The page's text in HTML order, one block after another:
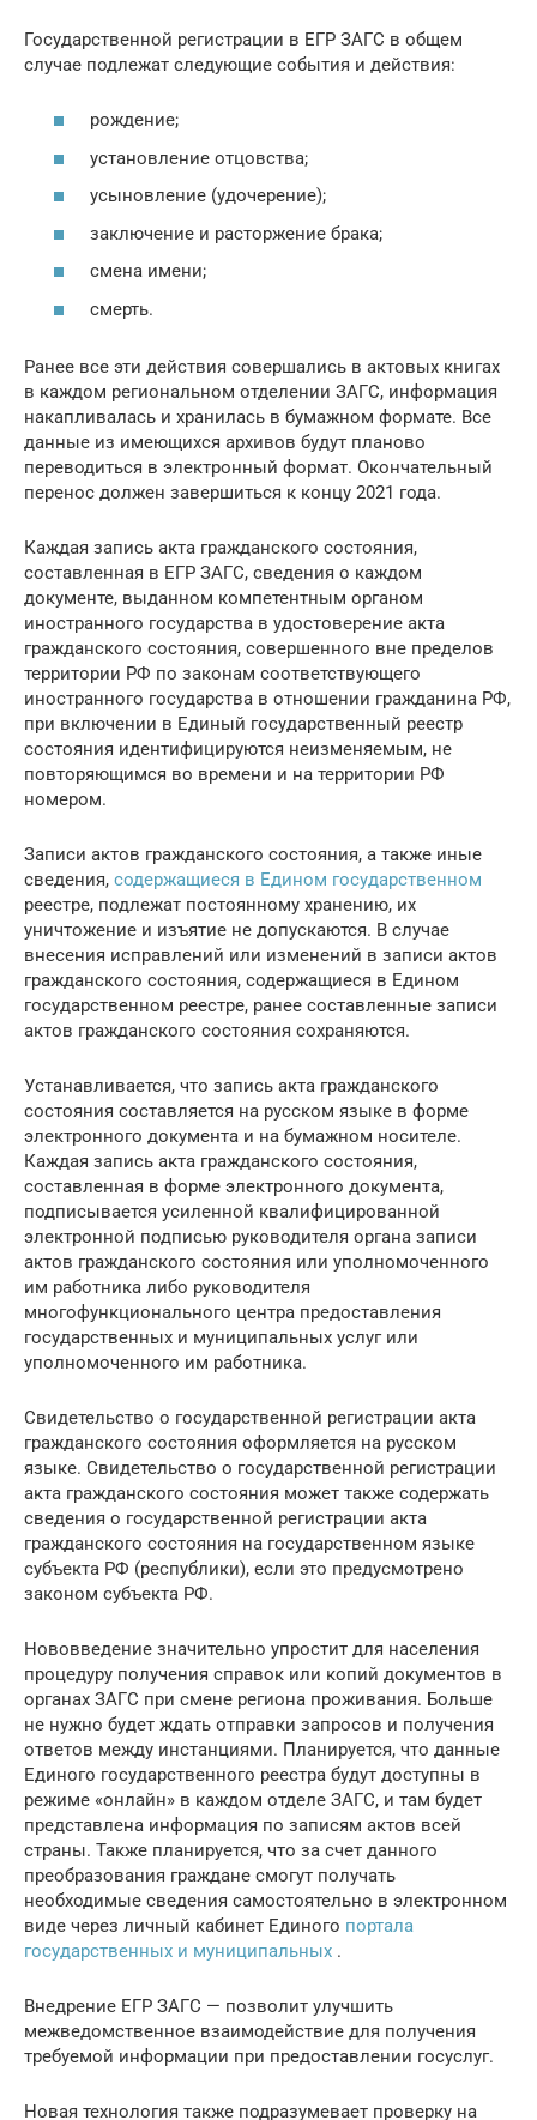
Государственной регистрации в ЕГР ЗАГС в общем
случае подлежат следующие события и действия:
рождение;
установление отцовства;
усыновление (удочерение);
заключение и расторжение брака;
смена имени;
смерть.
Ранее все эти действия совершались в актовых книгах
в каждом региональном отделении ЗАГС, информация
накапливалась и хранилась в бумажном формате. Все
данные из имеющихся архивов будут планово
переводиться в электронный формат. Окончательный
перенос должен завершиться к концу 2021 года.
Каждая запись акта гражданского состояния,
составленная в ЕГР ЗАГС, сведения о каждом
документе, выданном компетентным органом
иностранного государства в удостоверение акта
гражданского состояния, совершенного вне пределов
территории РФ по законам соответствующего
иностранного государства в отношении гражданина РФ,
при включении в Единый государственный реестр
состояния идентифицируются неизменяемым, не
повторяющимся во времени и на территории РФ
номером.
Записи актов гражданского состояния, а также иные
сведения, содержащиеся в Едином государственном
реестре, подлежат постоянному хранению, их
уничтожение и изъятие не допускаются. В случае
внесения исправлений или изменений в записи актов
гражданского состояния, содержащиеся в Едином
государственном реестре, ранее составленные записи
актов гражданского состояния сохраняются.
Устанавливается, что запись акта гражданского
состояния составляется на русском языке в форме
электронного документа и на бумажном носителе.
Каждая запись акта гражданского состояния,
составленная в форме электронного документа,
подписывается усиленной квалифицированной
электронной подписью руководителя органа записи
актов гражданского состояния или уполномоченного
им работника либо руководителя
многофункционального центра предоставления
государственных и муниципальных услуг или
уполномоченного им работника.
Свидетельство о государственной регистрации акта
гражданского состояния оформляется на русском
языке. Свидетельство о государственной регистрации
акта гражданского состояния может также содержать
сведения о государственной регистрации акта
гражданского состояния на государственном языке
субъекта РФ (республики), если это предусмотрено
законом субъекта РФ.
Нововведение значительно упростит для населения
процедуру получения справок или копий документов в
органах ЗАГС при смене региона проживания. Больше
не нужно будет ждать отправки запросов и получения
ответов между инстанциями. Планируется, что данные
Единого государственного реестра будут доступны в
режиме «онлайн» в каждом отделе ЗАГС, и там будет
представлена информация по записям актов всей
страны. Также планируется, что за счет данного
преобразования граждане смогут получать
необходимые сведения самостоятельно в электронном
виде через личный кабинет Единого портала
государственных и муниципальных .
Внедрение ЕГР ЗАГС — позволит улучшить
межведомственное взаимодействие для получения
требуемой информации при предоставлении госуслуг.
Новая технология также подразумевает проверку на